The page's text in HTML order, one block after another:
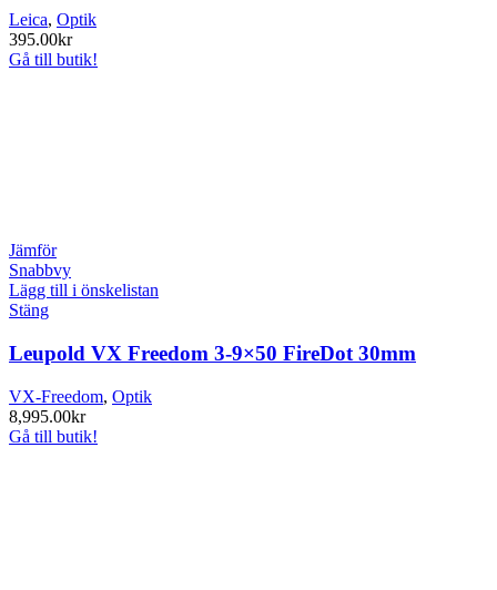
Leica, Optik
395.00kr
Gå till butik!
Jämför
Snabbvy
Lägg till i önskelistan
Stäng
Leupold VX Freedom 3-9×50 FireDot 30mm
VX-Freedom, Optik
8,995.00kr
Gå till butik!